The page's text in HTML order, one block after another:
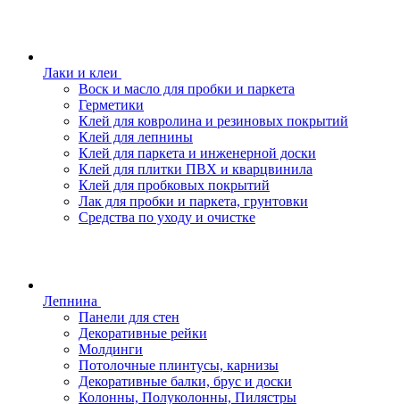
Лаки и клеи
Воск и масло для пробки и паркета
Герметики
Клей для ковролина и резиновых покрытий
Клей для лепнины
Клей для паркета и инженерной доски
Клей для плитки ПВХ и кварцвинила
Клей для пробковых покрытий
Лак для пробки и паркета, грунтовки
Средства по уходу и очистке
Лепнина
Панели для стен
Декоративные рейки
Молдинги
Потолочные плинтусы, карнизы
Декоративные балки, брус и доски
Колонны, Полуколонны, Пилястры